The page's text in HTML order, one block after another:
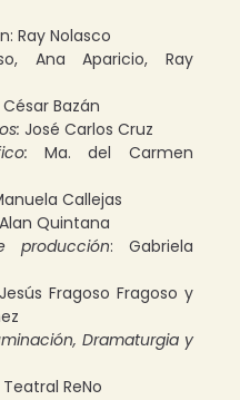
Ray Nolasco
Ana Aparicio, Ray
César Bazán
José Carlos Cruz
Ma. del Carmen
Callejas
Quintana
producción: Gabriela
Fragoso Fragoso y
Dramaturgia y
ReNo